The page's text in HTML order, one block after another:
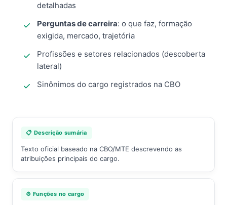
detalhadas
Perguntas de carreira: o que faz, formação
exigida, mercado, trajetória
Profissões e setores relacionados (descoberta
lateral)
Sinônimos do cargo registrados na CBO
📋 Descrição sumária
Texto oficial baseado na CBO/MTE descrevendo as
atribuições principais do cargo.
⚙️ Funções no cargo